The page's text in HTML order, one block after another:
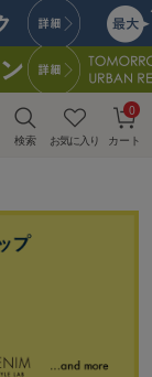
検索 お気に入り カート
0